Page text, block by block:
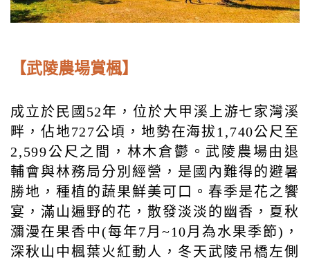
【武陵農場賞楓】
成立於民國52年，位於大甲溪上游七家灣溪
畔，佔地727公頃，地勢在海拔1,740公尺至
2,599公尺之間，林木倉鬱。武陵農場由退
輔會與林務局分別經營，是國內難得的避暑
勝地，種植的蔬果鮮美可口。春季是花之饗
宴，滿山遍野的花，散發淡淡的幽香，夏秋
瀰漫在果香中(每年7月~10月為水果季節)，
深秋山中楓葉火紅動人，冬天武陵吊橋左側